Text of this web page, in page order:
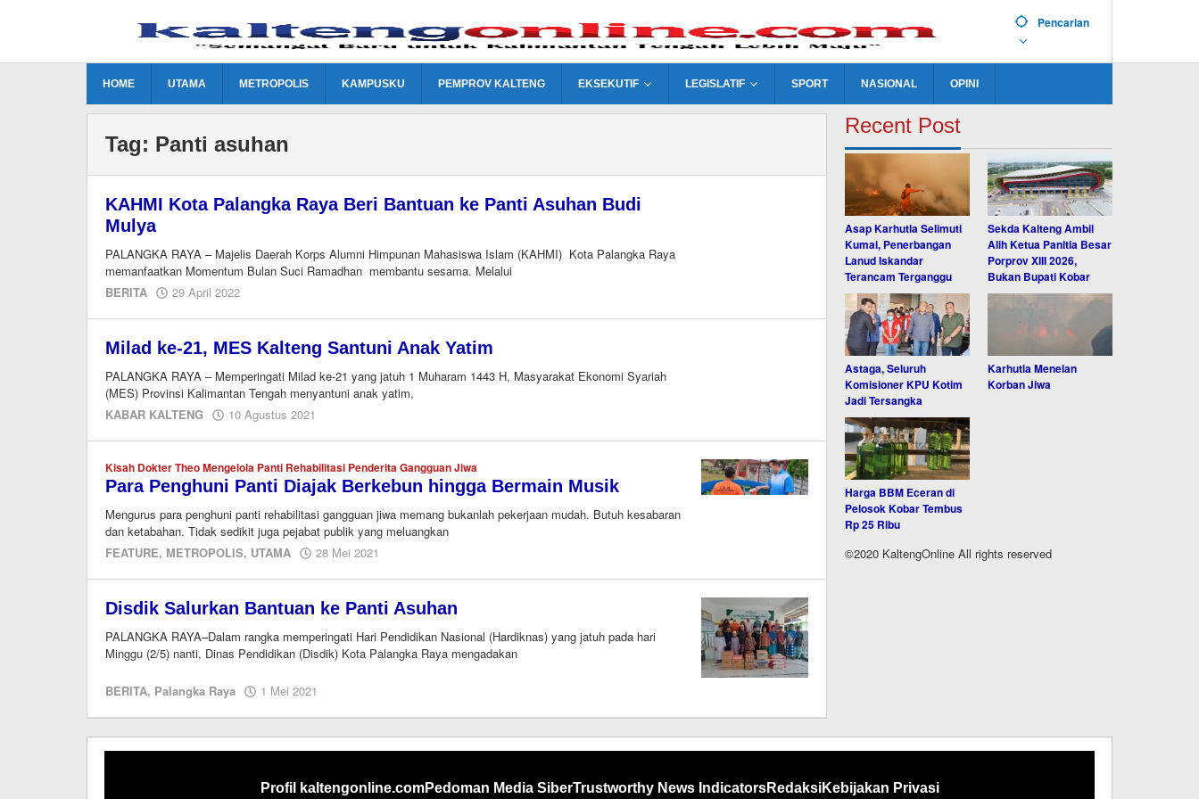
Pencarian
HOME UTAMA METROPOLIS KAMPUSKU PEMPROV KALTENG EKSEKUTIF LEGISLATIF SPORT NASIONAL OPINI
Tag: Panti asuhan
KAHMI Kota Palangka Raya Beri Bantuan ke Panti Asuhan Budi
Mulya
PALANGKA RAYA – Majelis Daerah Korps Alumni Himpunan Mahasiswa Islam (KAHMI) Kota Palangka Raya
memanfaatkan Momentum Bulan Suci Ramadhan membantu sesama. Melalui
BERITA
29 April 2022
Milad ke-21, MES Kalteng Santuni Anak Yatim
PALANGKA RAYA – Memperingati Milad ke-21 yang jatuh 1 Muharam 1443 H, Masyarakat Ekonomi Syariah
(MES) Provinsi Kalimantan Tengah menyantuni anak yatim,
KABAR KALTENG
10 Agustus 2021
Kisah Dokter Theo Mengelola Panti Rehabilitasi Penderita Gangguan Jiwa
Para Penghuni Panti Diajak Berkebun hingga Bermain Musik
Mengurus para penghuni panti rehabilitasi gangguan jiwa memang bukanlah pekerjaan mudah. Butuh kesabaran
dan ketabahan. Tidak sedikit juga pejabat publik yang meluangkan
FEATURE, METROPOLIS, UTAMA 28 Mei 2021
kaltengonline.com
Disdik Salurkan Bantuan ke Panti Asuhan
PALANGKA RAYA–Dalam rangka memperingati Hari Pendidikan Nasional (Hardiknas) yang jatuh pada hari
Minggu (2/5) nanti, Dinas Pendidikan (Disdik) Kota Palangka Raya mengadakan
BERITA, Palangka Raya 1 Mei 2021
Recent Post
Asap Karhutla Selimuti
Kumai, Penerbangan
Lanud Iskandar
Terancam Terganggu
Sekda Kalteng Ambil
Alih Ketua Panitia Besar
Porprov XIII 2026,
Bukan Bupati Kobar
Astaga, Seluruh
Komisioner KPU Kotim
Jadi Tersangka
Karhutla Menelan
Korban Jiwa
Harga BBM Eceran di
Pelosok Kobar Tembus
Rp 25 Ribu
©2020 KaltengOnline All rights reserved
Profil kaltengonline.comPedoman Media SiberTrustworthy News IndicatorsRedaksiKebijakan Privasi